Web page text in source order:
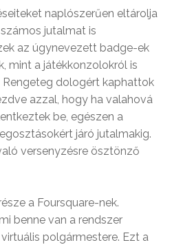
naplószerűen eltárolja
jutalmat is
az úgynevezett badge-ek
mint a játékkonzolokról is
Rengeteg dologért kaphattok
azzal, hogy ha valahová
be, egészen a
járó jutalmakig.
versenyzésre ösztönző
a Foursquare-nek.
benne van a rendszer
polgármestere. Ezt a